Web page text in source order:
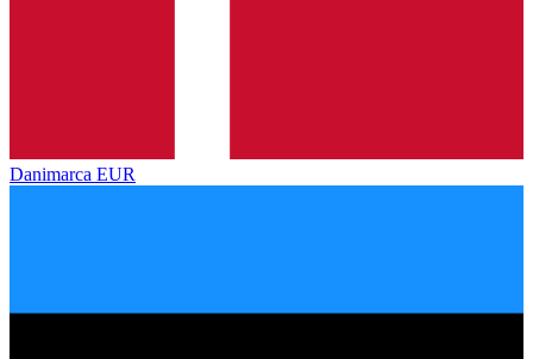
Danimarca EUR